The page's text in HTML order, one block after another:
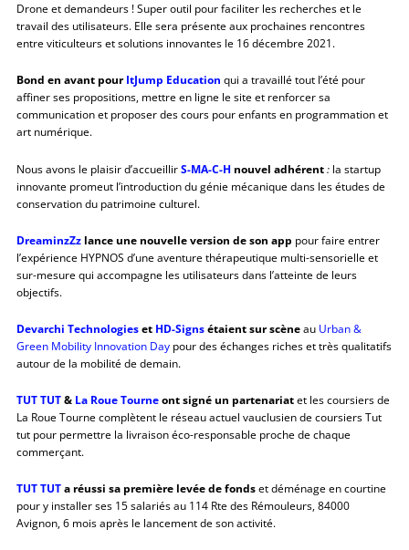
Drone et demandeurs ! Super outil pour faciliter les recherches et le
travail des utilisateurs. Elle sera présente aux prochaines rencontres
entre viticulteurs et solutions innovantes le 16 décembre 2021.
Bond en avant pourItJump Education qui a travaillé tout l’été pour
affiner ses propositions, mettre en ligne le site et renforcer sa
communication et proposer des cours pour enfants en programmation et
art numérique.
Nous avons le plaisir d’accueillirS-MA-C-H nouvel adhérent : la startup
innovante promeut l’introduction du génie mécanique dans les études de
conservation du patrimoine culturel.
DreaminzZz lance une nouvelle version de son app pour faire entrer
l’expérience HYPNOS d’une aventure thérapeutique multi-sensorielle et
sur-mesure qui accompagne les utilisateurs dans l’atteinte de leurs
objectifs.
Devarchi Technologieset HD-Signs étaient sur scèneau Urban &
Green Mobility Innovation Day pour des échanges riches et très qualitatifs
autour de la mobilité de demain.
TUT TUT& La Roue Tourneont signé un partenariatet les coursiers de
La Roue Tourne complètent le réseau actuel vauclusien de coursiers Tut
tut pour permettre la livraison éco-responsable proche de chaque
commerçant.
TUT TUTa réussi sa première levée de fondset déménage en courtine
pour y installer ses 15 salariés au 114 Rte des Rémouleurs, 84000
Avignon, 6 mois après le lancement de son activité.